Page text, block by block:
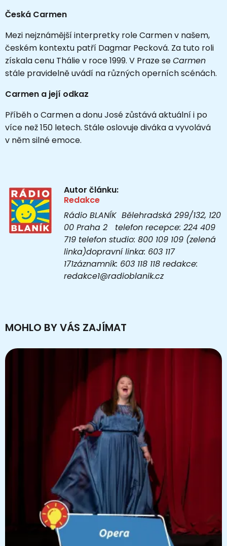
Česká Carmen
Mezi nejznámější interpretky role Carmen v našem,
českém kontextu patří Dagmar Pecková. Za tuto roli
získala cenu Thálie v roce 1999. V Praze seCarmen
stále pravidelně uvádí na různých operních scénách.
Carmen a její odkaz
Příběh o Carmen a donu José zůstává aktuální i po
více než 150 letech. Stále oslovuje diváka a vyvolává
v něm silné emoce.
Autor článku:
Redakce
Rádio BLANÍK Bělehradská 299/132, 120
00 Praha 2 telefon recepce: 224 409
719 telefon studio: 800 109 109 (zelená
linka)dopravní linka: 603 117
171záznamník: 603 118 118 redakce:
redakce1@radioblanik.cz
MOHLO BY VÁS ZAJÍMAT